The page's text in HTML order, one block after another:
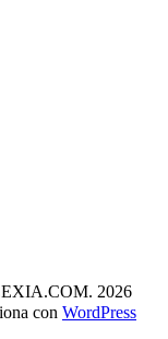
2026
con WordPress